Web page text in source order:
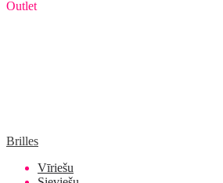
Outlet
Brilles
Vīriešu